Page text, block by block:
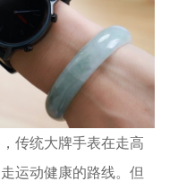
传统大牌手表在走高
运动健康的路线。但